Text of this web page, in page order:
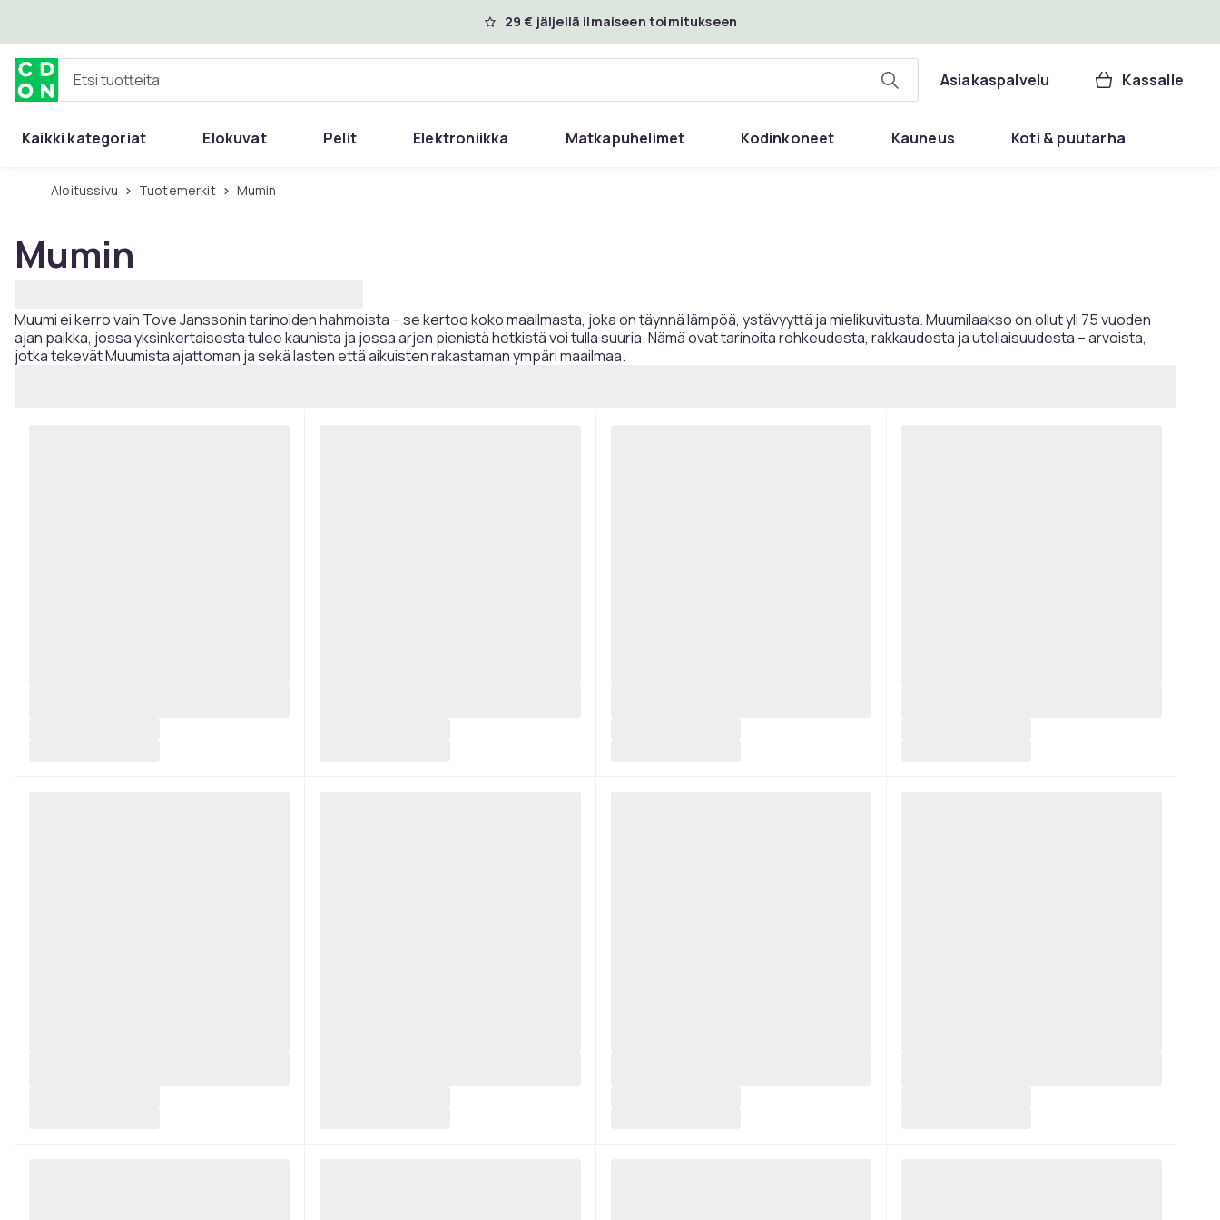
29 € jäljellä ilmaiseen toimitukseen
Etsi tuotteita Asiakaspalvelu Kassalle
Kaikki kategoriat Elokuvat Pelit Elektroniikka Matkapuhelimet Kodinkoneet Kauneus Koti & puutarha
Aloitussivu Tuotemerkit Mumin
Mumin
Muumi ei kerro vain Tove Janssonin tarinoiden hahmoista – se kertoo koko maailmasta, joka on täynnä lämpöä, ystävyyttä ja mielikuvitusta. Muumilaakso on ollut yli 75 vuoden
ajan paikka, jossa yksinkertaisesta tulee kaunista ja jossa arjen pienistä hetkistä voi tulla suuria. Nämä ovat tarinoita rohkeudesta, rakkaudesta ja uteliaisuudesta – arvoista,
jotka tekevät Muumista ajattoman ja sekä lasten että aikuisten rakastaman ympäri maailmaa.